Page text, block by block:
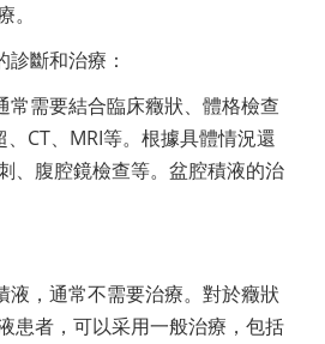
斷和治療：
常需要結合臨床癥狀、體格檢查
CT、MRI等。根據具體情況還
、腹腔鏡檢查等。盆腔積液的治
液，通常不需要治療。對於癥狀
患者，可以采用一般治療，包括